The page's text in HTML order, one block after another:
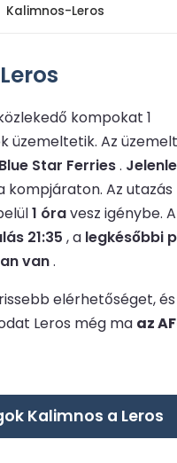
Kalimnos-Leros
kompokat 1
üzemeltetik. Az
Blue Star Ferries.
kompjáraton. Az utazás
1 óravesz igénybe. A
21:35 , a legkésőbbi
van.
elérhetőséget, és
Leros még ma az
Kalimnos a Leros